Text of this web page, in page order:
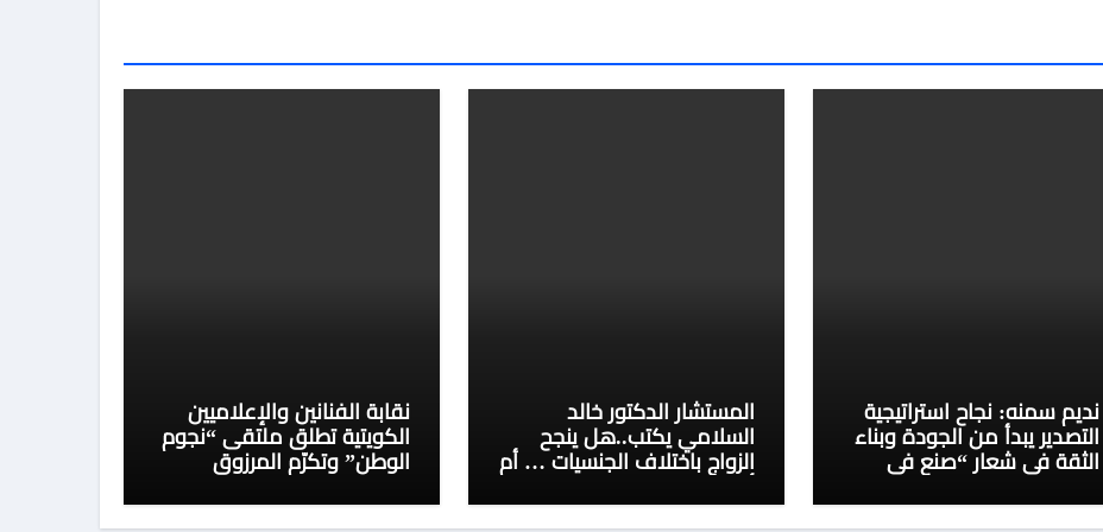
نديم سمنه: نجاح استراتيجية
التصدير يبدأ من الجودة وبناء
الثقة في شعار “صنع في
المستشار الدكتور خالد
السلامي يكتب..هل ينجح
الزواج باختلاف الجنسيات … أم
القيم؟
نقابة الفنانين والإعلاميين
الكويتية تطلق ملتقى “نجوم
الوطن” وتكرّم المرزوق
والإعلام واتحاد الفنانين العرب